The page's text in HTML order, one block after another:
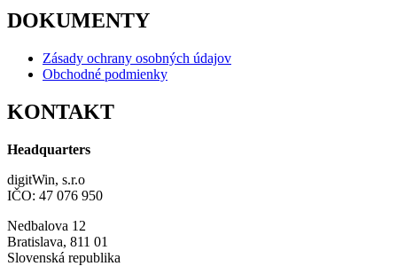
DOKUMENTY
Zásady ochrany osobných údajov
Obchodné podmienky
KONTAKT
Headquarters
digitWin, s.r.o
IČO: 47 076 950
Nedbalova 12
Bratislava, 811 01
Slovenská republika